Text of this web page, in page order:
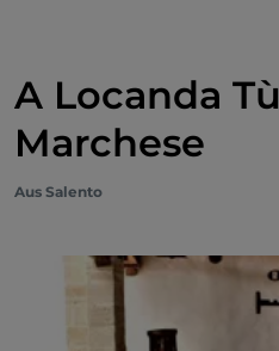
A Locanda Tù
Marchese
Aus Salento